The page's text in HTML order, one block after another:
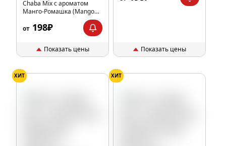
Chaba Mix с ароматом
Манго-Ромашка (Mango
от 198₽
Показать цены Показать цены
ХИТ ХИТ